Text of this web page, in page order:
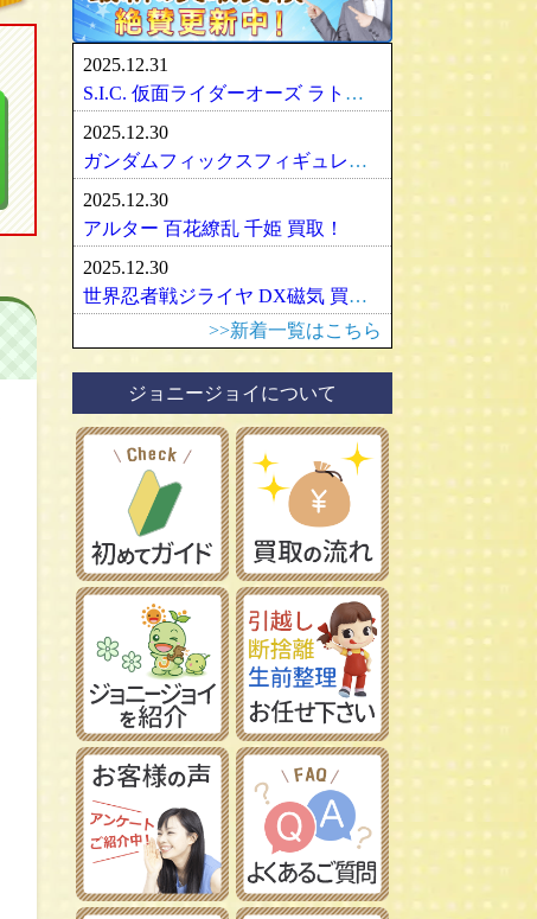
VCD
アルター/ALTER
グッドスマイルカンパニー
壽屋/コトブキヤ
グリフォンエンタープライズ
フリーイング/FREEing
やまと/YAMATO
ダイキ工業/DAIKI
マドレーヌちゃん
ベアブリック・BE＠RBRICK
メディコムトイ
セキグチ
ペットワークス/PetWORKs
やまと/YAMATO
ママチャップトイ
オビツドール/OBITSU
アオシマ / DISM
ブラーゴ/Bburago
ヘルパ/herpa
大盛屋 ミクロペット
イクソ/IXO
ﾋﾞｰﾋﾞｰｱｰﾙ/BBR
アメリカ車
イタリア車
フランス車
スーパーロボット大戦
魔神英雄伝ワタル
車・バイク
戦車・軍用機・軍艦
旅客機/飛行機
船・ボート
建築物
デコトラ
ミニ四駆
タミヤ/田宮模型
ハセガワ/長谷川製作所
フジミ模型/FUJIMI
アオシマ/青島文化教材社
イマイ/IMAI /今井科学
コトブキヤ/壽屋
イタレリ/ITALERI
レベル/Revell
カトー/KATO
トミックス/TOMIX
ﾏｲｸﾛｴｰｽ/MICRO ACE
ｸﾞﾘｰﾝﾏｯｸｽ/GREENMAX
ワールド工芸
Bトレインショーティー
モデモ/MODEMO
エンドウ/TER
ピノチオ模型
鉄道模型社
レーマン/LGB
Ｎゲージ
ＨＯゲージ
Ｚゲージ
車両パーツ
ストラクチャー
Ｇゲージ
Ｏゲージ
2025.12.31
S.I.C. 仮面ライダーオーズ ラトラーターコンボ買取
2025.12.30
ガンダムフィックスフィギュレーション GFF おまとめ買取！
2025.12.30
アルター 百花繚乱 千姫 買取！
2025.12.30
世界忍者戦ジライヤ DX磁気 買取！
>>新着一覧はこちら
ジョニージョイについて